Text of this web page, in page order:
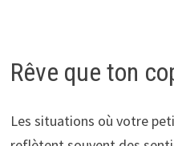
Rêve que ton
Les situations où votre